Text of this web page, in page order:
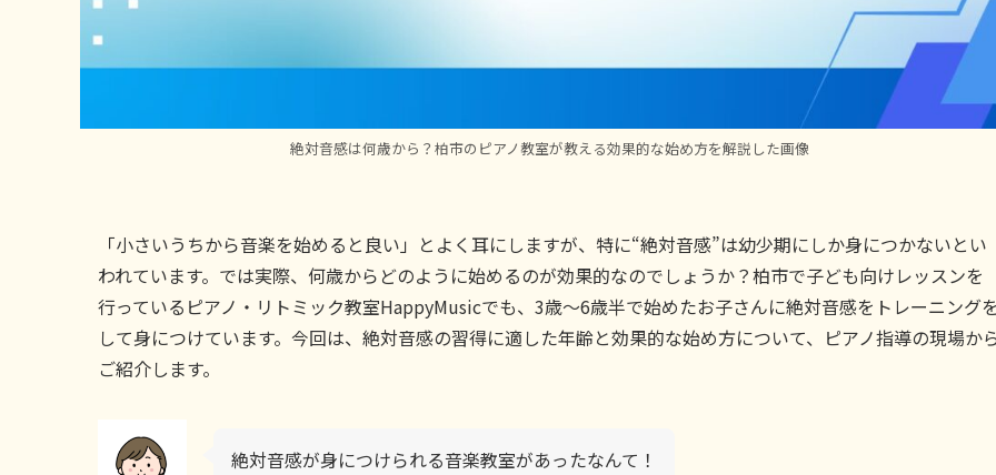
絶対音感は何歳から？柏市のピアノ教室が教える効果的な始め方を解説した画像
「小さいうちから音楽を始めると良い」とよく耳にしますが、特に“絶対音感”は幼少期にしか身につかないとい
われています。では実際、何歳からどのように始めるのが効果的なのでしょうか？柏市で子ども向けレッスンを
行っているピアノ・リトミック教室HappyMusicでも、3歳〜6歳半で始めたお子さんに絶対音感をトレーニング
して身につけています。今回は、絶対音感の習得に適した年齢と効果的な始め方について、ピアノ指導の現場か
ご紹介します。
絶対音感が身につけられる音楽教室があったなんて！